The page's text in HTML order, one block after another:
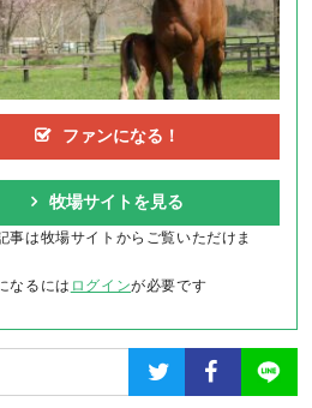
ファンになる！
牧場サイトを見る
事は牧場サイトからご覧いただけま
なるには ログインが必要です